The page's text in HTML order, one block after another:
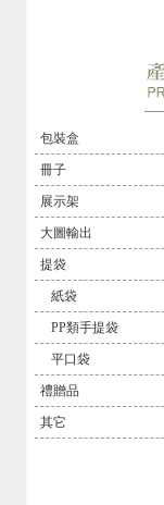
包裝盒
冊子
展示架
大圖輸出
提袋
紙袋
PP類手提袋
平口袋
禮贈品
其它